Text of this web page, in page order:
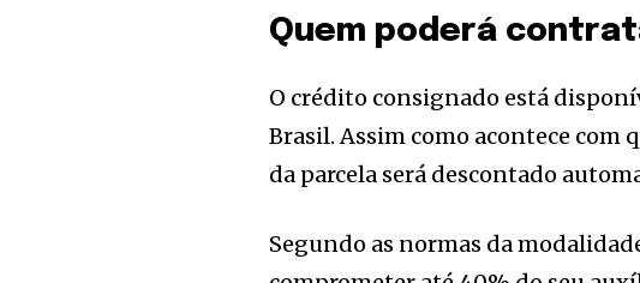
Quem poderá
O crédito consignado está
Brasil. Assim como acontece
da parcela será descontado
Segundo as normas da